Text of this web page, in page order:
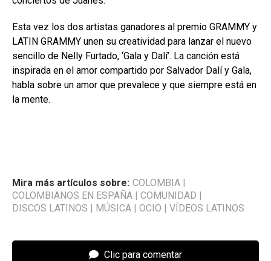
Esta vez los dos artistas ganadores al premio GRAMMY y
LATIN GRAMMY unen su creatividad para lanzar el nuevo
sencillo de Nelly Furtado, ‘Gala y Dalí’. La canción está
inspirada en el amor compartido por Salvador Dalí y Gala,
habla sobre un amor que prevalece y que siempre está en
la mente.
Mira más artículos sobre: COLOMBIA |
COLOMBIANOS EN ESPAÑA | COMUNIDAD |
DISCOS LATINOS | MÚSICA | OCIO | VÍDEOS LATINOS
Clic para comentar